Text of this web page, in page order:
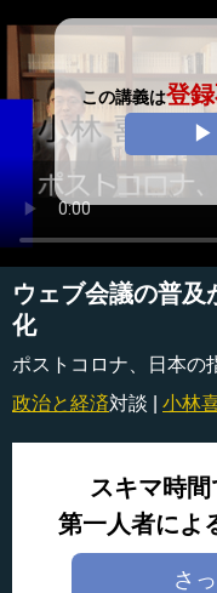
この講義は登
▶
ウェブ会議の普及
化
ポストコロナ、日本の
政治と経済対談 | 小林
スキマ時
第一人者によ
さ